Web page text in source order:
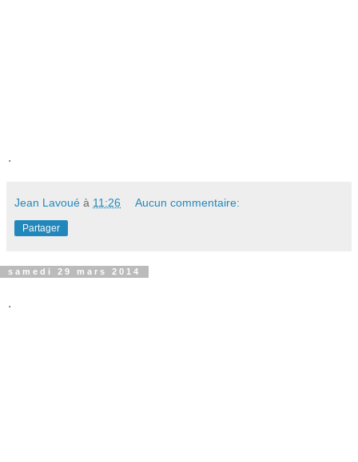
.
Jean Lavoué à 11:26 Aucun commentaire:
Partager
samedi 29 mars 2014
.